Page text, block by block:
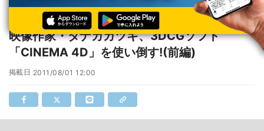
映像作家・タナカカツキ、3DCGソフト
「CINEMA 4D」を使い倒す!(前編)
掲載日 2011/08/01 12:00